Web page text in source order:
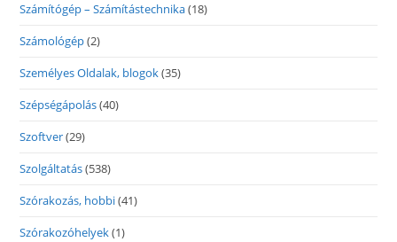
Számítógép – Számítástechnika(18)
Számológép(2)
Személyes Oldalak, blogok(35)
Szépségápolás(40)
Szoftver(29)
Szolgáltatás(538)
Szórakozás, hobbi(41)
Szórakozóhelyek(1)